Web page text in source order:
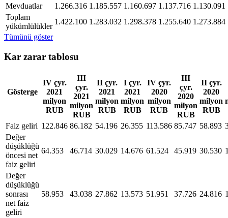
Mevduatlar
1.266.316 1.185.557 1.160.697 1.137.716 1.130.091
Toplam
yükümlülükler
1.422.100 1.283.032 1.298.378 1.255.640 1.273.884
Tümünü göster
Kar zarar tablosu
Gösterge
IV çyr.
2021
milyon
RUB
III
çyr.
2021
milyon
RUB
II çyr.
2021
milyon
RUB
I çyr.
2021
milyon
RUB
IV çyr.
2020
milyon
RUB
III
çyr.
2020
milyon
RUB
II çyr.
2020
milyon
RUB
Faiz geliri 122.846 86.182 54.196 26.355 113.586 85.747 58.893
Değer
düşüklüğü
öncesi net
faiz geliri
64.353 46.714 30.029 14.676 61.524 45.919 30.530
Değer
düşüklüğü
sonrası
net faiz
geliri
58.953 43.038 27.862 13.573 51.951 37.726 24.816